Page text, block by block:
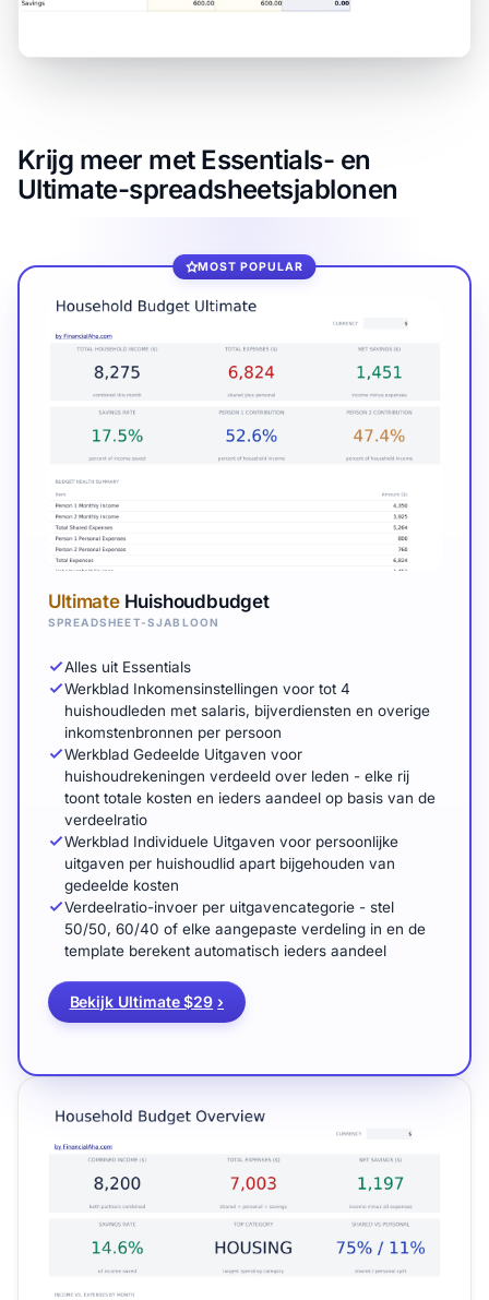
Krijg meer met Essentials- en
Ultimate-spreadsheetsjablonen
MOST POPULAR
UltimateHuishoudbudget
SPREADSHEET-SJABLOON
Alles uit Essentials
Werkblad Inkomensinstellingen voor tot 4
huishoudleden met salaris, bijverdiensten en overige
inkomstenbronnen per persoon
Werkblad Gedeelde Uitgaven voor
huishoudrekeningen verdeeld over leden - elke rij
toont totale kosten en ieders aandeel op basis van de
verdeelratio
Werkblad Individuele Uitgaven voor persoonlijke
uitgaven per huishoudlid apart bijgehouden van
gedeelde kosten
Verdeelratio-invoer per uitgavencategorie - stel
50/50, 60/40 of elke aangepaste verdeling in en de
template berekent automatisch ieders aandeel
Bekijk Ultimate $29 ›